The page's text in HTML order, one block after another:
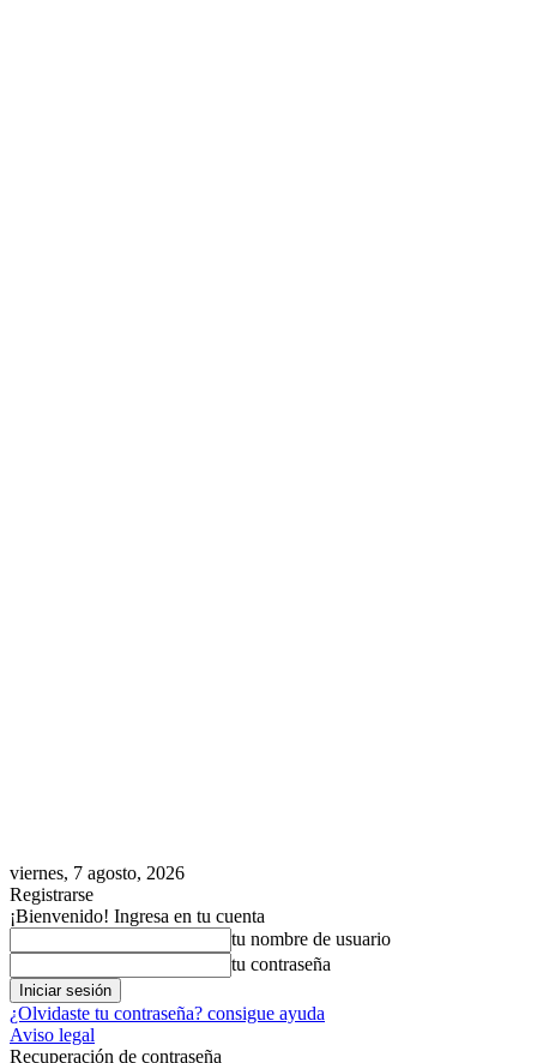
viernes, 7 agosto, 2026
Registrarse
¡Bienvenido! Ingresa en tu cuenta
tu nombre de usuario
tu contraseña
¿Olvidaste tu contraseña? consigue ayuda
Aviso legal
Recuperación de contraseña